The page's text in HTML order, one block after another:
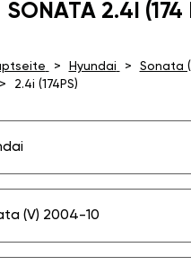
SONATA 2.4I (174
Hyundai
Sonata
2.4i (174PS)
(V) 2004-10